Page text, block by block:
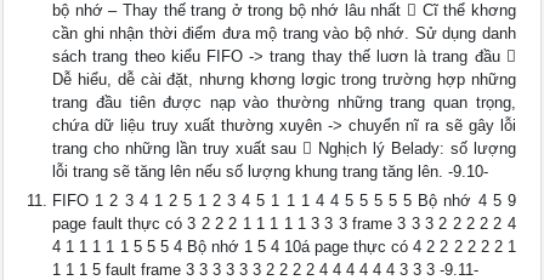
bộ nhớ – Thay thế trang ở trong bộ nhớ lâu nhất  Cĩ thể khơng
cần ghi nhận thời điểm đưa mộ trang vào bộ nhớ. Sử dụng danh
sách trang theo kiểu FIFO -> trang thay thế luơn là trang đầu 
Dễ hiểu, dễ cài đặt, nhưng khơng lơgic trong trường hợp những
trang đầu tiên được nạp vào thường những trang quan trọng,
chứa dữ liệu truy xuất thường xuyên -> chuyển nĩ ra sẽ gây lỗi
trang cho những lần truy xuất sau  Nghịch lý Belady: số lượng
lỗi trang sẽ tăng lên nếu số lượng khung trang tăng lên. -9.10-
FIFO 1 2 3 4 1 2 5 1 2 3 4 5 1 1 1 4 4 5 5 5 5 5 Bộ nhớ 4 5 9
page fault thực có 3 2 2 2 1 1 1 1 1 3 3 3 frame 3 3 3 2 2 2 2 2 4
4 1 1 1 1 1 5 5 5 4 Bộ nhớ 1 5 4 10á page thực có 4 2 2 2 2 2 2 1
1 1 1 5 fault frame 3 3 3 3 3 3 2 2 2 2 4 4 4 4 4 4 3 3 3 -9.11-